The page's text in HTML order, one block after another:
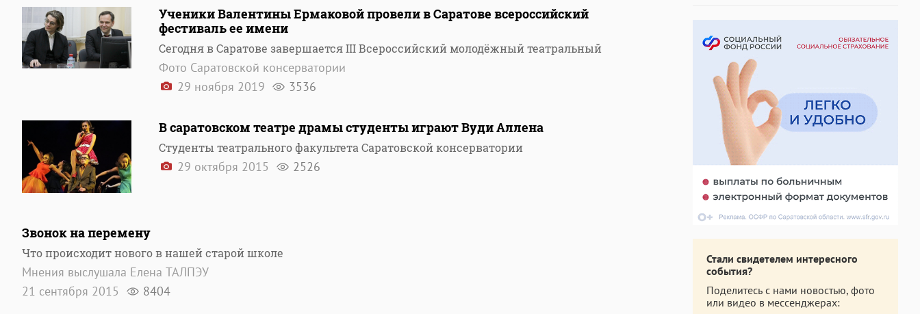
Ученики Валентины Ермаковой провели в Саратове всероссийский
фестиваль ее имени
Сегодня в Саратове завершается III Всероссийский молодёжный театральный
Фото Саратовской консерватории
29 ноября 2019
3536
В саратовском театре драмы студенты играют Вуди Аллена
Студенты театрального факультета Саратовской консерватории
29 октября 2015 2526
Звонок на перемену
Что происходит нового в нашей старой школе
Мнения выслушала Елена ТАЛПЭУ
21 сентября 2015
8404
Стали свидетелем интересного
события?
Поделитесь с нами новостью, фото
или видео в мессенджерах: